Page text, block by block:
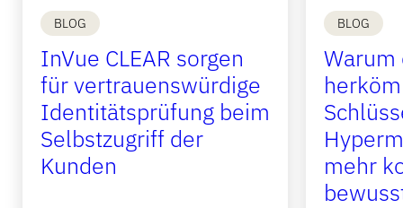
BLOG
InVue CLEAR sorgen
für vertrauenswürdige
Identitätsprüfung beim
Selbstzugriff der
Kunden
BLOG
Warum
mehr